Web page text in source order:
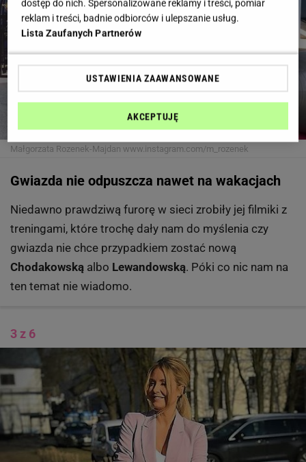
Małgorzata Rozenek-Majdan www.instagram.com/m_rozenek
Gwiazda nie odpuszcza nawet na wakacjach
Niedawno prawdziwą furorę w sieci zrobiły jej filmiki z
treningami, które trochę dały nam do myślenia czy
gwiazda nie chce przypadkiem zostać nową
Chodakowską albo Lewandowską. Póki co nic nam na
ten temat nie wiadomo.
3 z 6
dostęp do nich. Spersonalizowane reklamy i treści, pomiar
reklam i treści, badnie odbiorców i ulepszanie usług.
Lista Zaufanych Partnerów
USTAWIENIA ZAAWANSOWANE
AKCEPTUJĘ